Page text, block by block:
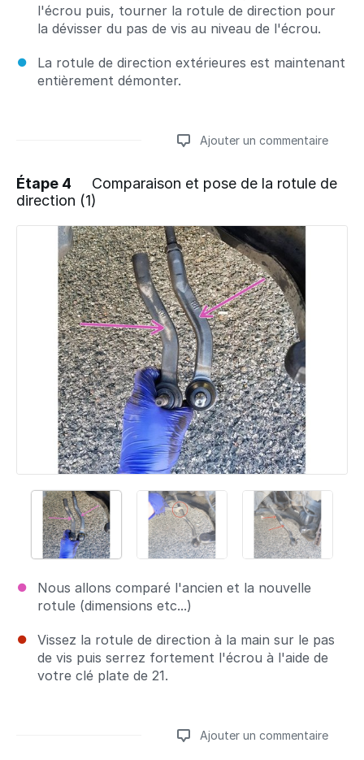
l'écrou puis, tourner la rotule de direction pour
la dévisser du pas de vis au niveau de l'écrou.
La rotule de direction extérieures est maintenant
entièrement démonter.
Ajouter un commentaire
Étape 4
Comparaison et pose de la rotule de
direction (1)
Nous allons comparé l'ancien et la nouvelle
rotule (dimensions etc...)
Vissez la rotule de direction à la main sur le pas
de vis puis serrez fortement l'écrou à l'aide de
votre clé plate de 21.
Ajouter un commentaire